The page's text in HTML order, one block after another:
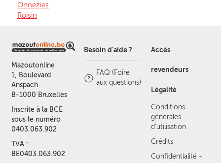
Onnezies
Roisin
Mazoutonline
1, Boulevard
Anspach
B-1000 Bruxelles
Inscrite à la BCE
sous le numéro
0403.063.902
TVA :
BE0403.063.902
Besoin d'aide ?
FAQ (Foire
aux questions)
Accès
revendeurs
Légalité
Conditions
générales
d'utilisation
Crédits
Confidentialité -